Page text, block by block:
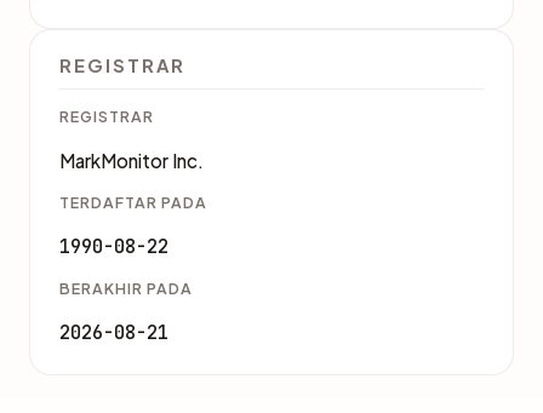
REGISTRAR
REGISTRAR
MarkMonitor Inc.
TERDAFTAR PADA
1990-08-22
BERAKHIR PADA
2026-08-21